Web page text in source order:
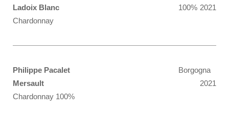
2021
Ladoix Blanc
100%
Chardonnay
Philippe Pacalet
Borgogna
2021
Mersault
Chardonnay 100%